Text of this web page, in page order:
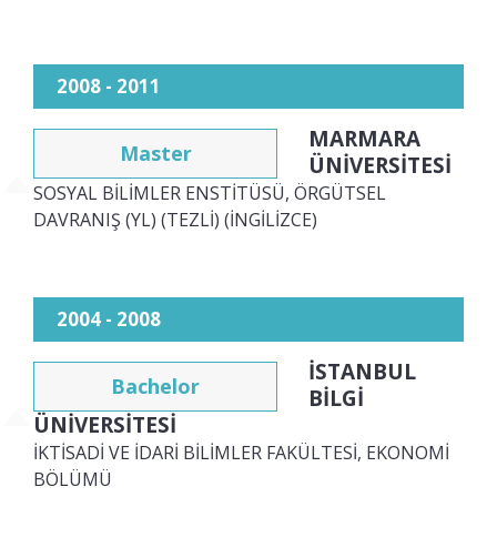
2008 - 2011
Master
MARMARA
ÜNİVERSİTESİ
SOSYAL BİLİMLER ENSTİTÜSÜ, ÖRGÜTSEL
DAVRANIŞ (YL) (TEZLİ) (İNGİLİZCE)
2004 - 2008
Bachelor
İSTANBUL
BİLGİ
ÜNİVERSİTESİ
İKTİSADİ VE İDARİ BİLİMLER FAKÜLTESİ, EKONOMİ
BÖLÜMÜ